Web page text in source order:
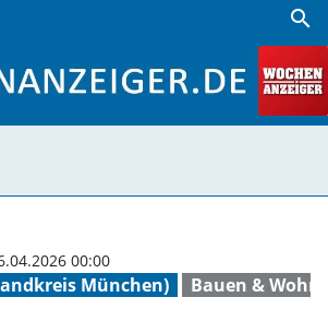
search
München) Bauen &
00:00